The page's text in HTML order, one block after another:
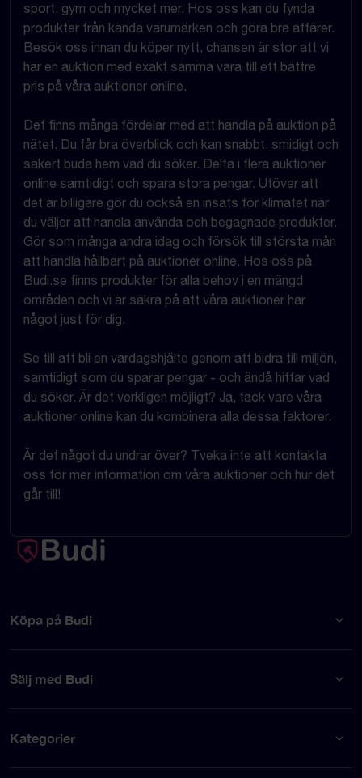
sport, gym och mycket mer. Hos oss kan du fynda
produkter från kända varumärken och göra bra affärer.
Besök oss innan du köper nytt, chansen är stor att vi
har en auktion med exakt samma vara till ett bättre
pris på våra auktioner online.
Det finns många fördelar med att handla på auktion på
nätet. Du får bra överblick och kan snabbt, smidigt och
säkert buda hem vad du söker. Delta i flera auktioner
online samtidigt och spara stora pengar. Utöver att
det är billigare gör du också en insats för klimatet när
du väljer att handla använda och begagnade produkter.
Gör som många andra idag och försök till största mån
att handla hållbart på auktioner online. Hos oss på
Budi.se finns produkter för alla behov i en mängd
områden och vi är säkra på att våra auktioner har
något just för dig.
Se till att bli en vardagshjälte genom att bidra till miljön,
samtidigt som du sparar pengar - och ändå hittar vad
du söker. Är det verkligen möjligt? Ja, tack vare våra
auktioner online kan du kombinera alla dessa faktorer.
Är det något du undrar över? Tveka inte att kontakta
oss för mer information om våra auktioner och hur det
går till!
Köpa på Budi
Sälj med Budi
Kategorier